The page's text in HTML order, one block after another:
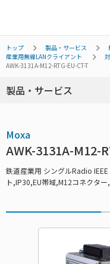
トップ 製品・サービス
産業用無線LANクライアント
AWK-3131A-M12-RTG-EU-CT-T
製品・サービス
Moxa
AWK-3131A-M12-
鉄道産業用 シングルRadio
ト,IP30,EU帯域,M12コネクタ